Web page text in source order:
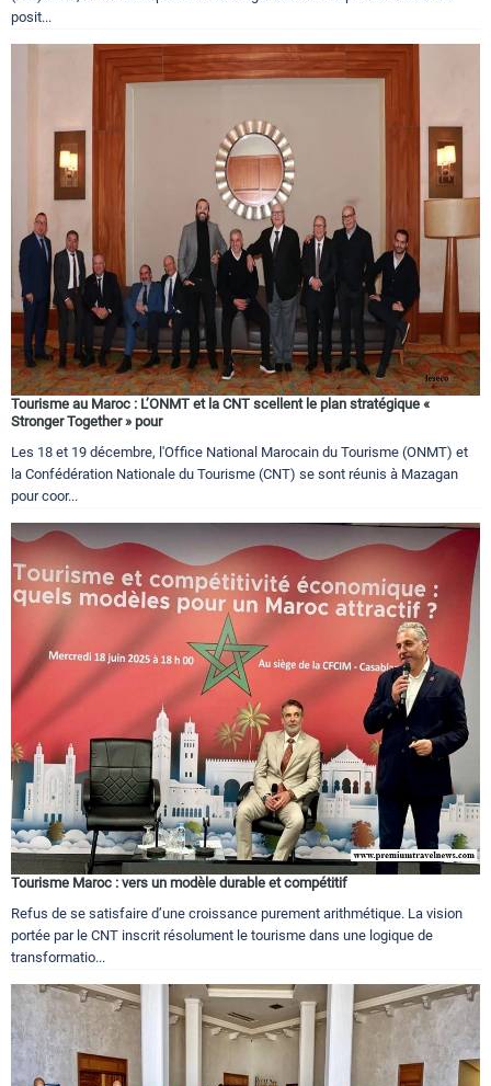
posit...
Tourisme au Maroc : L’ONMT et la CNT scellent le plan stratégique «
Stronger Together » pour
Les 18 et 19 décembre, l'Office National Marocain du Tourisme (ONMT) et
la Confédération Nationale du Tourisme (CNT) se sont réunis à Mazagan
pour coor...
Tourisme Maroc : vers un modèle durable et compétitif
Refus de se satisfaire d’une croissance purement arithmétique. La vision
portée par le CNT inscrit résolument le tourisme dans une logique de
transformatio...